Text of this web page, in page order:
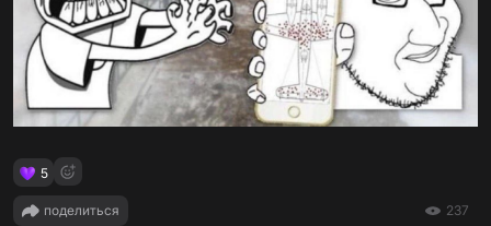
5
поделиться 237